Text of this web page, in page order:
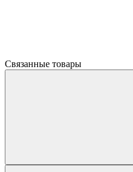
Связанные товары